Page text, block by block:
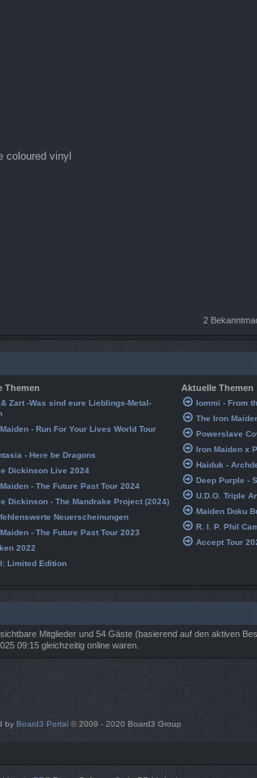
coloured vinyl
2
Themen Aktuelle Themen
Zart -Was sind eure Lieblings-Metal-
- Run For Your Lives World Tour
- Here be Dragons
Dickinson Live 2024
- The Future Past Tour 2024
Dickinson - The Mandrake Project (2024)
Neuerscheinungen
- The Future Past Tour 2023
2022
Limited Edition
Iommi - From
The Iron
Powerslave
Iron Maiden x
Haiduk -
Deep Purple -
U.D.O. Triple
Maiden Doku
R. I. P. Phil
Accept Tour
Mitglieder und 54 Gäste (basierend auf den aktiven
09:15 gleichzeitig online waren.
by Board3 Portal© 2009 - 2020 Board3 Group